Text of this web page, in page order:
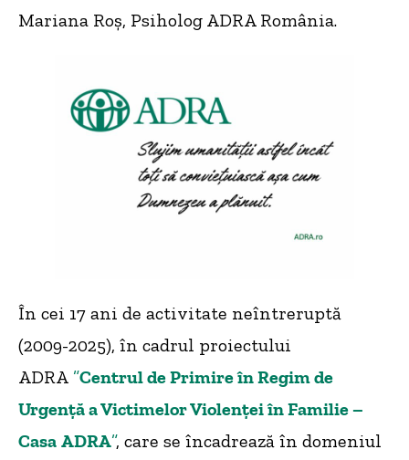
Mariana Roș, Psiholog ADRA România.
În cei 17 ani de activitate neîntreruptă
(2009-2025), în cadrul proiectului
ADRA ”Centrul de Primire în Regim de
Urgenţă a Victimelor Violenţei în Familie –
Casa ADRA”, care se încadrează în domeniul